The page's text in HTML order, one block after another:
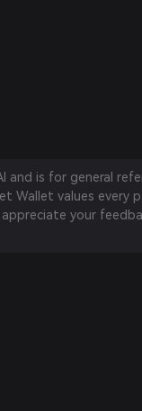
and is for general
values every
your